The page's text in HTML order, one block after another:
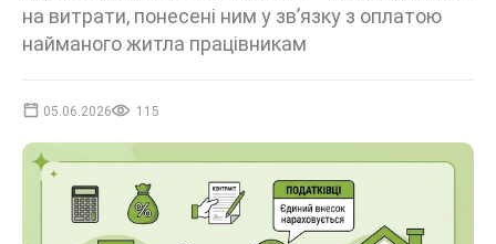
на витрати, понесені ним у зв’язку з оплатою
найманого житла працівникам
05.06.2026 115